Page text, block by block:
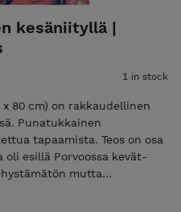
kesäniityllä |
1 in stock
80 cm) on rakkaudellinen
Punatukkainen
tapaamista. Teos on osa
esillä Porvoossa kevät-
mutta